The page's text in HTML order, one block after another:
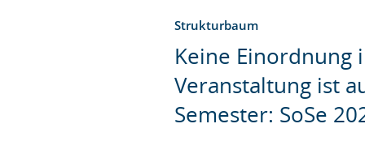
Strukturbaum
Keine Einordnung
Veranstaltung ist
Semester: SoSe